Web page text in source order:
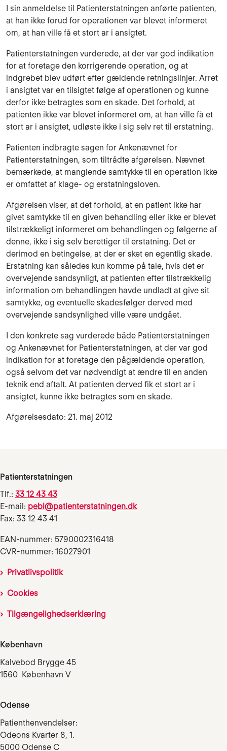
I sin anmeldelse til Patienterstatningen anførte patienten,
at han ikke forud for operationen var blevet informeret
om, at han ville få et stort ar i ansigtet.
Patienterstatningen vurderede, at der var god indikation
for at foretage den korrigerende operation, og at
indgrebet blev udført efter gældende retningslinjer. Arret
i ansigtet var en tilsigtet følge af operationen og kunne
derfor ikke betragtes som en skade. Det forhold, at
patienten ikke var blevet informeret om, at han ville få et
stort ar i ansigtet, udløste ikke i sig selv ret til erstatning.
Patienten indbragte sagen for Ankenævnet for
Patienterstatningen, som tiltrådte afgørelsen. Nævnet
bemærkede, at manglende samtykke til en operation ikke
er omfattet af klage- og erstatningsloven.
Afgørelsen viser, at det forhold, at en patient ikke har
givet samtykke til en given behandling eller ikke er blevet
tilstrækkeligt informeret om behandlingen og følgerne af
denne, ikke i sig selv berettiger til erstatning. Det er
derimod en betingelse, at der er sket en egentlig skade.
Erstatning kan således kun komme på tale, hvis det er
overvejende sandsynligt, at patienten efter tilstrækkelig
information om behandlingen havde undladt at give sit
samtykke, og eventuelle skadesfølger derved med
overvejende sandsynlighed ville være undgået.
I den konkrete sag vurderede både Patienterstatningen
og Ankenævnet for Patienterstatningen, at der var god
indikation for at foretage den pågældende operation,
også selvom det var nødvendigt at ændre til en anden
teknik end aftalt. At patienten derved fik et stort ar i
ansigtet, kunne ikke betragtes som en skade.
Afgørelsesdato: 21. maj 2012
Patienterstatningen
Tlf.: 33 12 43 43
E-mail: pebl@patienterstatningen.dk
Fax: 33 12 43 41
EAN-nummer: 5790002316418
CVR-nummer: 16027901
Privatlivspolitik
Cookies
Tilgængelighedserklæring
København
Kalvebod Brygge 45
1560 København V
Odense
Patienthenvendelser:
Odeons Kvarter 8, 1.
5000 Odense C